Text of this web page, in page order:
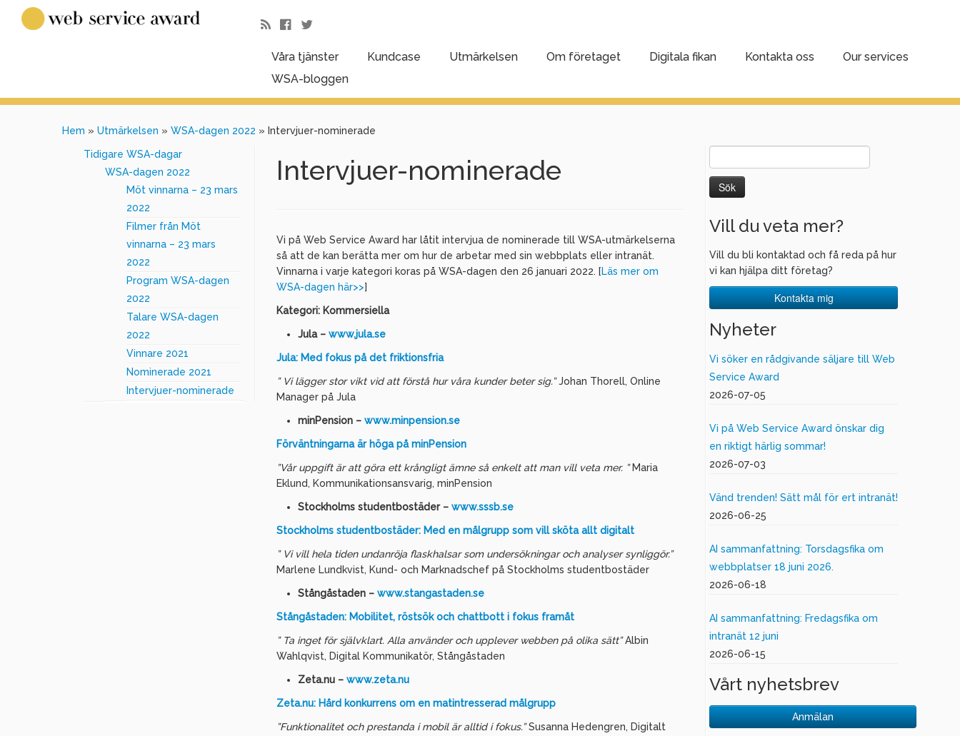
Våra tjänster Kundcase Utmärkelsen Om företaget Digitala fikan Kontakta oss
Our services
WSA-bloggen
Hem » Utmärkelsen » WSA-dagen 2022 » Intervjuer-nominerade
Tidigare WSA-dagar
WSA-dagen 2022
Möt vinnarna – 23 mars
2022
Filmer från Möt
vinnarna – 23 mars
2022
Program WSA-dagen
2022
Talare WSA-dagen
2022
Vinnare 2021
Nominerade 2021
Intervjuer-nominerade
Intervjuer-nominerade
Vi på Web Service Award har låtit intervjua de nominerade till WSA-utmärkelserna
så att de kan berätta mer om hur de arbetar med sin webbplats eller intranät.
Vinnarna i varje kategori koras på WSA-dagen den 26 januari 2022. [Läs mer om
WSA-dagen här>>]
Kategori: Kommersiella
Jula – www.jula.se
Jula: Med fokus på det friktionsfria
” Vi lägger stor vikt vid att förstå hur våra kunder beter sig.”Johan Thorell, Online
Manager på Jula
minPension – www.minpension.se
Förväntningarna är höga på minPension
”Vår uppgift är att göra ett krångligt ämne så enkelt att man vill veta mer. ” Maria
Eklund, Kommunikationsansvarig, minPension
Stockholms studentbostäder – www.sssb.se
Stockholms studentbostäder: Med en målgrupp som vill sköta allt digitalt
” Vi vill hela tiden undanröja flaskhalsar som undersökningar och analyser synliggör.”
Marlene Lundkvist, Kund- och Marknadschef på Stockholms studentbostäder
Stångåstaden – www.stangastaden.se
Stångåstaden: Mobilitet, röstsök och chattbott i fokus framåt
” Ta inget för självklart. Alla använder och upplever webben på olika sätt”Albin
Wahlqvist, Digital Kommunikatör, Stångåstaden
Zeta.nu – www.zeta.nu
Zeta.nu: Hård konkurrens om en matintresserad målgrupp
”Funktionalitet och prestanda i mobil är alltid i fokus.”Susanna Hedengren, Digitalt
efter:
Vill du veta mer?
Vill du bli kontaktad och få reda på hur
vi kan hjälpa ditt företag?
Kontakta mig
Nyheter
Vi söker en rådgivande säljare till Web
Service Award
2026-07-05
Vi på Web Service Award önskar dig
en riktigt härlig sommar!
2026-07-03
Vänd trenden! Sätt mål för ert intranät!
2026-06-25
AI sammanfattning: Torsdagsfika om
webbplatser 18 juni 2026.
2026-06-18
AI sammanfattning: Fredagsfika om
intranät 12 juni
2026-06-15
Vårt nyhetsbrev
Anmälan